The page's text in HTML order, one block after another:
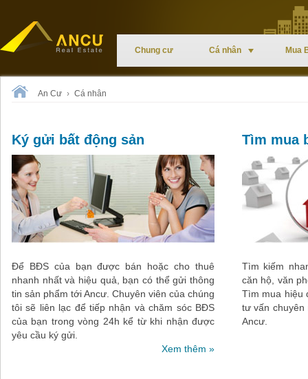
Chung cư Cá nhân Mua
An Cư › Cá nhân
Ký gửi bất động sản
Để BĐS của bạn được bán hoặc cho thuê
nhanh nhất và hiệu quả, bạn có thể gửi thông
tin sản phẩm tới Ancư. Chuyên viên của chúng
tôi sẽ liên lạc để tiếp nhận và chăm sóc BĐS
của bạn trong vòng 24h kể từ khi nhận được
yêu cầu ký gửi.
Xem thêm »
Tìm mua
Tìm kiếm
căn hộ, văn
Tìm mua hiệu
tư vấn chuyên
Ancư.